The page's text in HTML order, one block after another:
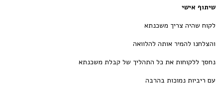
שיתוף אישי
לקוח שהיה צריך משכנתא
והצלחנו להמיר אותה להלוואה
נחסך ללקוחות את כל התהליך של קבלת משכנתא
עם ריביות נמוכות בהרבה